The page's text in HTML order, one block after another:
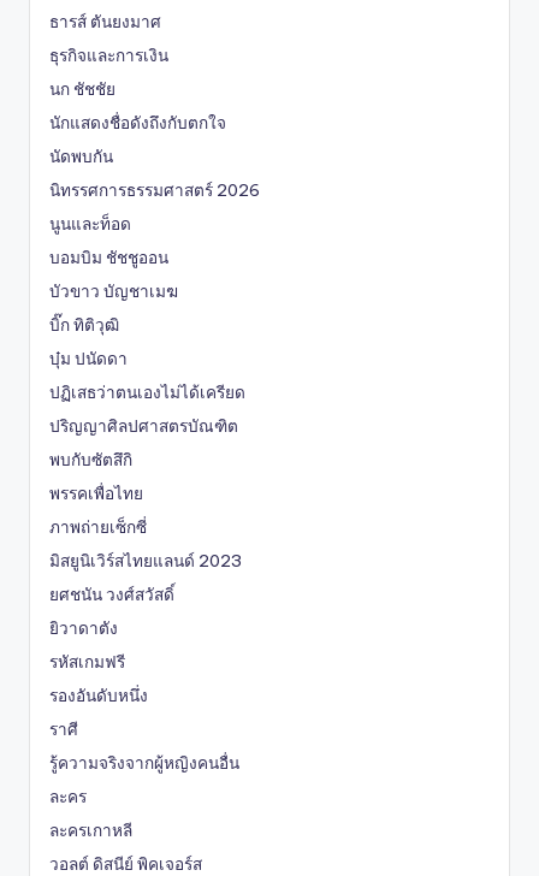
ธารส์ ตันยงมาศ
ธุรกิจและการเงิน
นก ชัชชัย
นักแสดงชื่อดังถึงกับตกใจ
นัดพบกัน
นิทรรศการธรรมศาสตร์ 2026
นูนและท็อด
บอมบิม ชัชชูออน
บัวขาว บัญชาเมฆ
บิ๊ก ทิติวุฒิ
บุ๋ม ปนัดดา
ปฏิเสธว่าตนเองไม่ได้เครียด
ปริญญาศิลปศาสตรบัณฑิต
พบกับซัตสึกิ
พรรคเพื่อไทย
ภาพถ่ายเซ็กซี่
มิสยูนิเวิร์สไทยแลนด์ 2023
ยศชนัน วงศ์สวัสดิ์
ยิวาดาตัง
รหัสเกมฟรี
รองอันดับหนึ่ง
ราศี
รู้ความจริงจากผู้หญิงคนอื่น
ละคร
ละครเกาหลี
วอลต์ ดิสนีย์ พิคเจอร์ส